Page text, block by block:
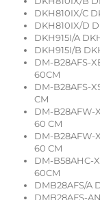
DKH810IX/C
DKH810IX/D
DKH915I/A
DKH915I/B
DM-B28AFS-
60CM
DM-B28AFS-
CM
DM-B28AFW-
60 CM
DM-B28AFW-
60 CM
DM-B58AHC-
60CM
DMB28AFS/A
DMB28AFS-